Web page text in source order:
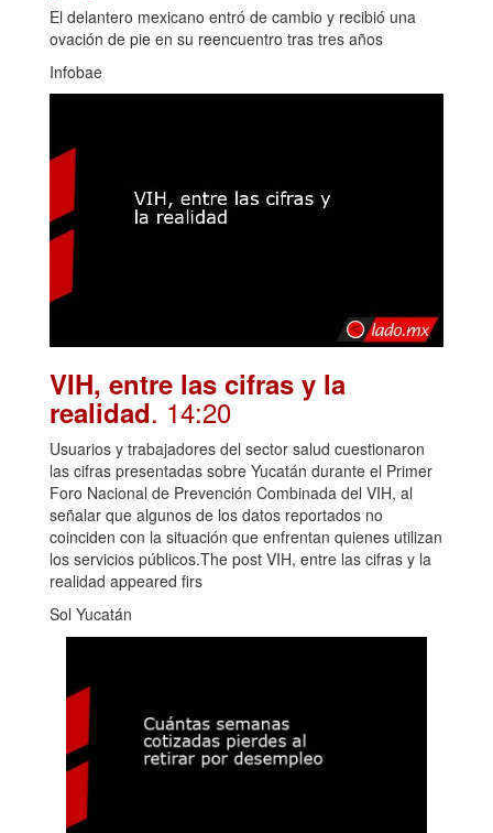
El delantero mexicano entró de cambio y recibió una
ovación de pie en su reencuentro tras tres años
Infobae
VIH, entre las cifras y la
realidad. 14:20
Usuarios y trabajadores del sector salud cuestionaron
las cifras presentadas sobre Yucatán durante el Primer
Foro Nacional de Prevención Combinada del VIH, al
señalar que algunos de los datos reportados no
coinciden con la situación que enfrentan quienes utilizan
los servicios públicos.The post VIH, entre las cifras y la
realidad appeared firs
Sol Yucatán